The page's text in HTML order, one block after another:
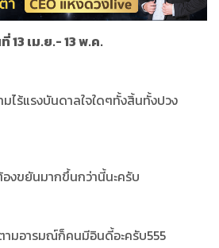
13 เม.ย.- 13 พ.ค.
มไร้แรงบันดาลใจใดๆทั้งสิ้นทั้งปวง
งขยันมากขึ้นกว่านี้นะครับ
ามอารมณ์ก็คนมีอินดี้อะครับ555